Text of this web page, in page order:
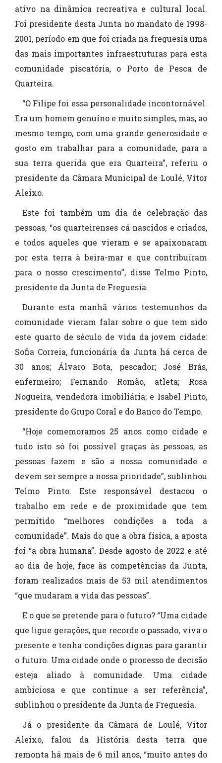
ativo na dinâmica recreativa e cultural local.
Foi presidente desta Junta no mandato de 1998-
2001, período em que foi criada na freguesia uma
das mais importantes infraestruturas para esta
comunidade piscatória, o Porto de Pesca de
Quarteira.
“O Filipe foi essa personalidade incontornável.
Era um homem genuíno e muito simples, mas, ao
mesmo tempo, com uma grande generosidade e
gosto em trabalhar para a comunidade, para a
sua terra querida que era Quarteira”, referiu o
presidente da Câmara Municipal de Loulé, Vítor
Aleixo.
Este foi também um dia de celebração das
pessoas, “os quarteirenses cá nascidos e criados,
e todos aqueles que vieram e se apaixonaram
por esta terra à beira-mar e que contribuíram
para o nosso crescimento”, disse Telmo Pinto,
presidente da Junta de Freguesia.
Durante esta manhã vários testemunhos da
comunidade vieram falar sobre o que tem sido
este quarto de século de vida da jovem cidade:
Sofia Correia, funcionária da Junta há cerca de
30 anos; Álvaro Bota, pescador; José Brás,
enfermeiro; Fernando Romão, atleta; Rosa
Nogueira, vendedora imobiliária; e Isabel Pinto,
presidente do Grupo Coral e do Banco do Tempo.
“Hoje comemoramos 25 anos como cidade e
tudo isto só foi possível graças às pessoas, as
pessoas fazem e são a nossa comunidade e
devem ser sempre a nossa prioridade”, sublinhou
Telmo Pinto. Este responsável destacou o
trabalho em rede e de proximidade que tem
permitido “melhores condições a toda a
comunidade”. Mais do que a obra física, a aposta
foi “a obra humana”. Desde agosto de 2022 e até
ao dia de hoje, face às competências da Junta,
foram realizados mais de 53 mil atendimentos
“que mudaram a vida das pessoas”.
E o que se pretende para o futuro? “Uma cidade
que ligue gerações, que recorde o passado, viva o
presente e tenha condições dignas para garantir
o futuro. Uma cidade onde o processo de decisão
esteja aliado à comunidade. Uma cidade
ambiciosa e que continue a ser referência”,
sublinhou o presidente da Junta de Freguesia.
Já o presidente da Câmara de Loulé, Vítor
Aleixo, falou da História desta terra que
remonta há mais de 6 mil anos, “muito antes do